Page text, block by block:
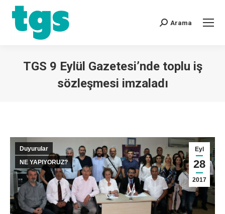
Arama
TGS 9 Eylül Gazetesi’nde toplu iş
sözleşmesi imzaladı
Eyl
28
2017
Duyurular
NE YAPIYORUZ?